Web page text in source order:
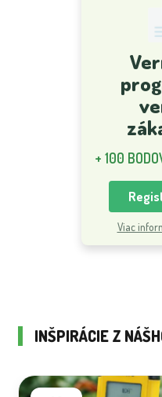
+ 100
Viac
INŠPIRÁCIE Z